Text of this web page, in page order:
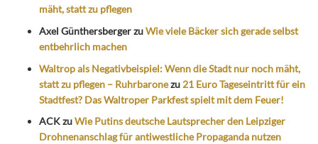
mäht, statt zu pflegen
Axel GünthersbergerzuWie viele Bäcker sich gerade selbst
entbehrlich machen
Waltrop als Negativbeispiel: Wenn die Stadt nur noch mäht,
statt zu pflegen – Ruhrbaronezu 21 Euro Tageseintritt für ein
Stadtfest? Das Waltroper Parkfest spielt mit dem Feuer!
ACKzuWie Putins deutsche Lautsprecher den Leipziger
Drohnenanschlag für antiwestliche Propaganda nutzen